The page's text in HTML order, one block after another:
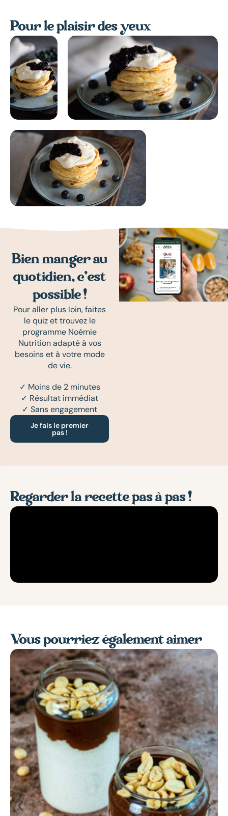
Pour le plaisir des yeux
Bien manger au
quotidien, c’est
possible !
Pour aller plus loin, faites
le quiz et trouvez le
programme Noémie
Nutrition adapté à vos
besoins et à votre mode
de vie.
✓ Moins de 2 minutes
✓ Résultat immédiat
✓ Sans engagement
Je fais le premier
pas !
Regarder la recette pas à pas !
Vous pourriez également aimer